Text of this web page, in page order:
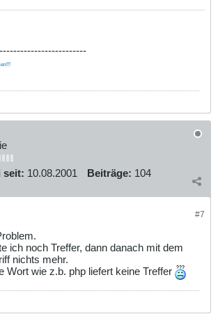
seit: 10.08.2001 Beiträge: 104
#7
ich noch Treffer, dann danach mit dem
nichts mehr.
Wort wie z.b. php liefert keine Treffer